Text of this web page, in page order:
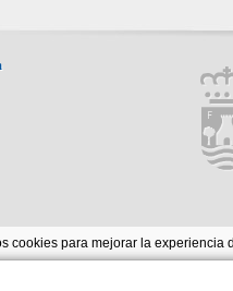
cookies para mejorar la experiencia